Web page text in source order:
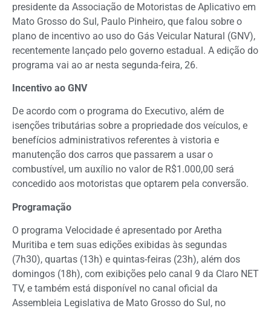
presidente da Associação de Motoristas de Aplicativo em
Mato Grosso do Sul, Paulo Pinheiro, que falou sobre o
plano de incentivo ao uso do Gás Veicular Natural (GNV),
recentemente lançado pelo governo estadual. A edição do
programa vai ao ar nesta segunda-feira, 26.
Incentivo ao GNV
De acordo com o programa do Executivo, além de
isenções tributárias sobre a propriedade dos veículos, e
benefícios administrativos referentes à vistoria e
manutenção dos carros que passarem a usar o
combustível, um auxílio no valor de R$1.000,00 será
concedido aos motoristas que optarem pela conversão.
Programação
O programa Velocidade é apresentado por Aretha
Muritiba e tem suas edições exibidas às segundas
(7h30), quartas (13h) e quintas-feiras (23h), além dos
domingos (18h), com exibições pelo canal 9 da Claro NET
TV, e também está disponível no canal oficial da
Assembleia Legislativa de Mato Grosso do Sul, no